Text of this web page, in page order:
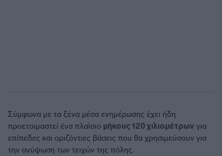
Σύμφωνα με τα ξένα μέσα ενημέρωσης έχει ήδη
προετοιμαστεί ένα πλαίσιο μήκους 120 χιλιομέτρων για
επίπεδες και οριζόντιες βάσεις που θα χρησιμεύσουν για
την ανύψωση των τειχών της πόλης.